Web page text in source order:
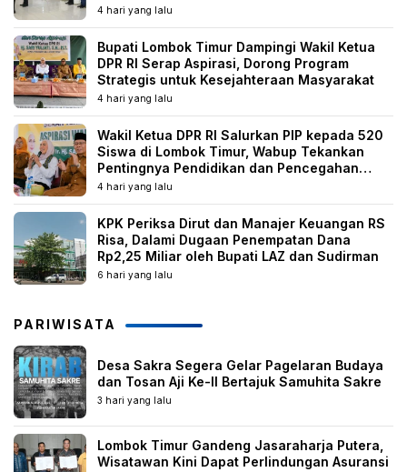
4 hari yang lalu
Bupati Lombok Timur Dampingi Wakil Ketua
DPR RI Serap Aspirasi, Dorong Program
Strategis untuk Kesejahteraan Masyarakat
4 hari yang lalu
Wakil Ketua DPR RI Salurkan PIP kepada 520
Siswa di Lombok Timur, Wabup Tekankan
Pentingnya Pendidikan dan Pencegahan
Perkawinan Anak
4 hari yang lalu
KPK Periksa Dirut dan Manajer Keuangan RS
Risa, Dalami Dugaan Penempatan Dana
Rp2,25 Miliar oleh Bupati LAZ dan Sudirman
6 hari yang lalu
PARIWISATA
Desa Sakra Segera Gelar Pagelaran Budaya
dan Tosan Aji Ke-II Bertajuk Samuhita Sakre
3 hari yang lalu
Lombok Timur Gandeng Jasaraharja Putera,
Wisatawan Kini Dapat Perlindungan Asuransi